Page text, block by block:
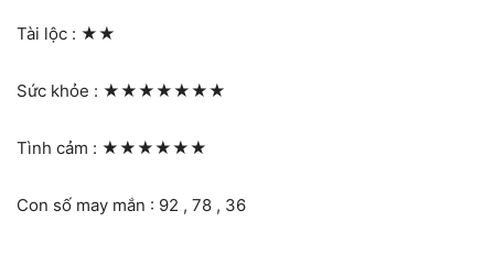
Tài lộc : ★★
Sức khỏe : ★★★★★★★
Tình cảm : ★★★★★★
Con số may mắn : 92 , 78 , 36